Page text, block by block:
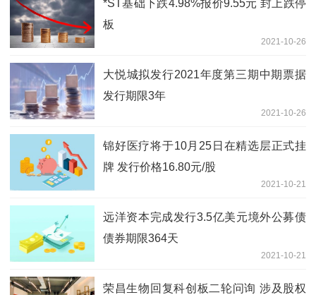
*ST基础下跌4.98%报价9.55元 封上跌停
板
2021-10-26
大悦城拟发行2021年度第三期中期票据
发行期限3年
2021-10-26
锦好医疗将于10月25日在精选层正式挂
牌 发行价格16.80元/股
2021-10-21
远洋资本完成发行3.5亿美元境外公募债
债券期限364天
2021-10-21
荣昌生物回复科创板二轮问询 涉及股权